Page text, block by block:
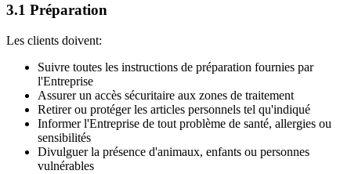
3.1 Préparation
Les clients doivent:
Suivre toutes les instructions de préparation fournies par
l'Entreprise
Assurer un accès sécuritaire aux zones de traitement
Retirer ou protéger les articles personnels tel qu'indiqué
Informer l'Entreprise de tout problème de santé, allergies ou
sensibilités
Divulguer la présence d'animaux, enfants ou personnes
vulnérables